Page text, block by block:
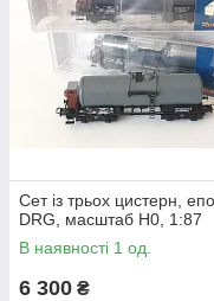
Сет із трьох цистерн,
DRG, масштаб H0, 1:87
В наявності 1 од.
6 300 ₴